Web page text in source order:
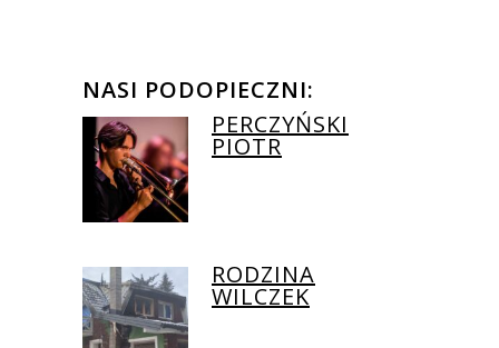
NASI PODOPIECZNI:
PERCZYŃSKI
PIOTR
RODZINA
WILCZEK